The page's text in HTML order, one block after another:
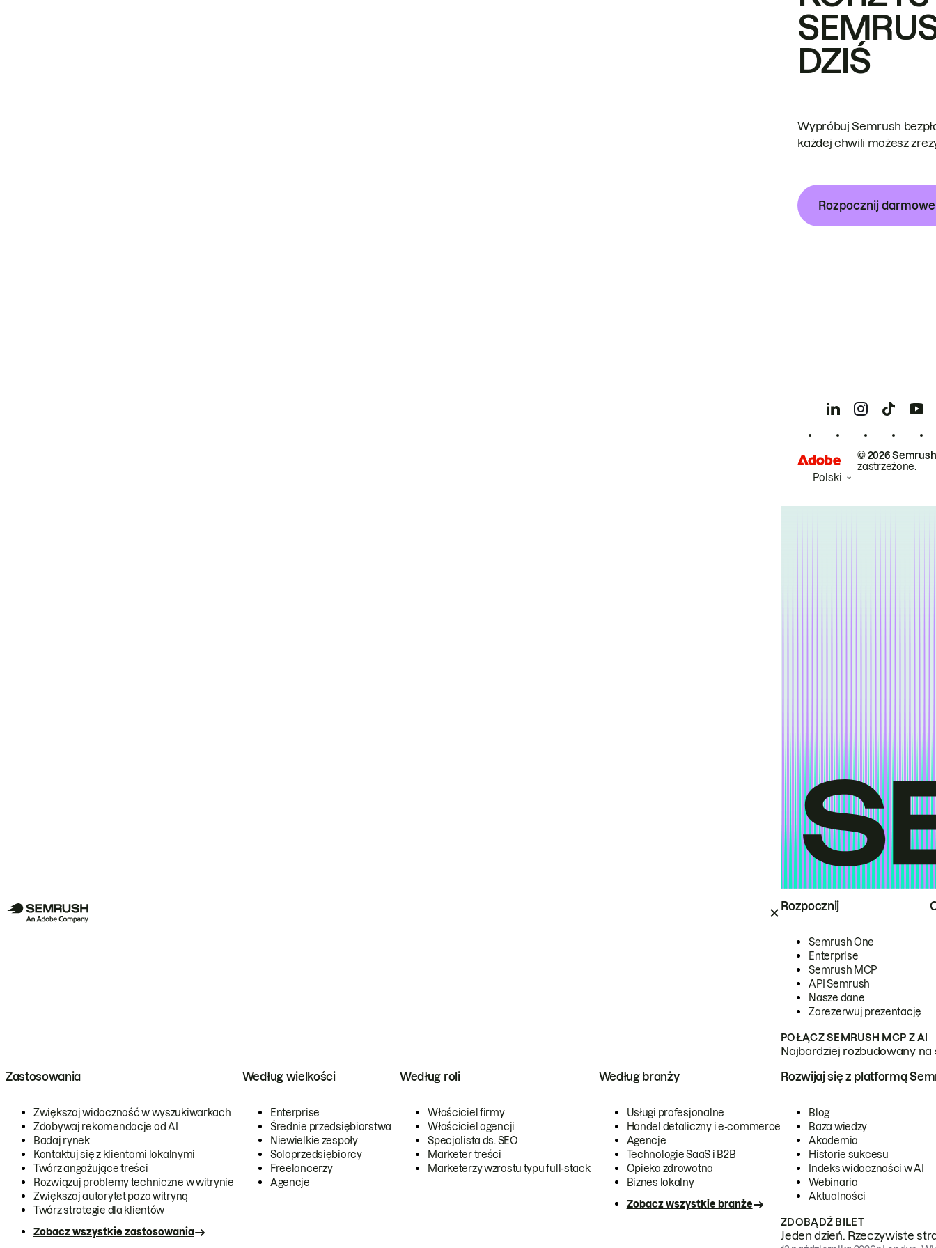
Rozpocznij
Semrush One
Enterprise
Semrush MCP
API Semrush
Nasze dane
Zarezerwuj prezentację
POŁĄCZ SEMRUSH MCP Z AI
Najbardziej rozbudowany
Zastosowania
Zwiększaj widoczność w wyszukiwarkach
Zdobywaj rekomendacje od AI
Badaj rynek
Kontaktuj się z klientami lokalnymi
Twórz angażujące treści
Rozwiązuj problemy techniczne w witrynie
Zwiększaj autorytet poza witryną
Twórz strategie dla klientów
Zobacz wszystkie zastosowania
Według wielkości
Enterprise
Średnie przedsiębiorstwa
Niewielkie zespoły
Soloprzedsiębiorcy
Freelancerzy
Agencje
Według roli
Właściciel firmy
Właściciel agencji
Specjalista ds. SEO
Marketer treści
Marketerzy wzrostu typu full-stack
Według branży
Usługi profesjonalne
Handel detaliczny i e-commerce
Agencje
Technologie SaaS i B2B
Opieka zdrowotna
Biznes lokalny
Zobacz wszystkie branże
Rozwijaj się z platformą
Blog
Baza wiedzy
Akademia
Historie sukcesu
Indeks widoczności w AI
Webinaria
Aktualności
ZDOBĄDŹ BILET
Jeden dzień. Rzeczywiste
DZIŚ
Wypróbuj Semrush
każdej chwili możesz
Rozpocznij
© 2026
zastrzeżone.
Polski